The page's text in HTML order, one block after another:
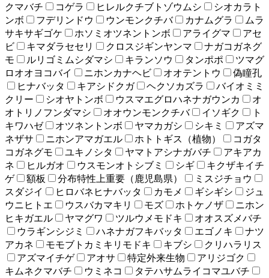
クマバチ
コゲラ ヒレルクチブトゾウムシ
シオカラト
ンボ
フデリンドウ ウンモンクチバ カナムグラ
ムラ
サキサギゴケ
ホソミオツネントンボ アライグマ
アセ
ビ
キマダラセセリ クロスジギンヤンマ
ナガコガネグ
モ
ルリゴミムシダマシ キランソウ タンポポ
ツマグ
ロオオヨコバイ
ニホンカナヘビ オオテントウ
偽瞳孔
ヒナバッタ
キアシドクガ ヘクソカズラ
バイオミミ
クリー
シオヤトンボ ウスマエグロハネナガウンカ
オ
オトリノフンダマシ
オオウンモンクチバ イソギク
ト
キワハゼ
オツネントンボ ヤマカガシ シキミ
アズマ
ネザサ
ニホンアマガエル ホトトギス（植物）
コガタ
コガネグモ
ユキノシタ ヤマトアシナガバチ
アキアカ
ネ
ヒルガオ ウスモンオトシブミ シギ
キクザキイチ
ゲ
額板 分布特性上重要（鹿児島県）
ミスジチョウ
スダジイ
ヒロバネヒナバッタ カモメ ギシギシ
ジュ
ウニヒトエ
ウスバカマキリ モズ ホトケノザ
ニホン
ヒキガエル
ヤマグワ ツルウメモドキ
オオスズメバチ
ウラギンシジミ
ハネナガフキバッタ エゴノキ
ナツ
アカネ
モモブトカミキリモドキ キブシ
クリハラリス
アズマイチゲ
アオサ 特定外来生物
アリジゴク
キムネクマバチ
ウミネコ タテハサムライコマユバチ